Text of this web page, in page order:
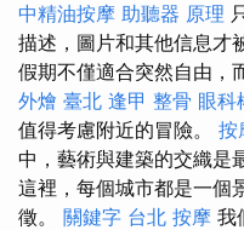
中精油按摩 助聽器 原理
描述，圖片和其他信息才
假期不僅適合突然自由，
外燴 臺北 逢甲 整骨 眼科
值得考慮附近的冒險。 按
中，藝術與建築的交織是
這裡，每個城市都是一個
徵。 關鍵字 台北 按摩 我